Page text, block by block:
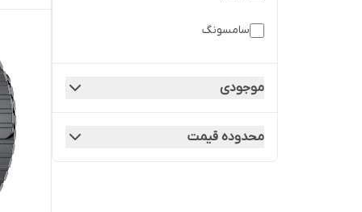
سامسونگ
کیو سی وای
موجودی
محدوده قیمت